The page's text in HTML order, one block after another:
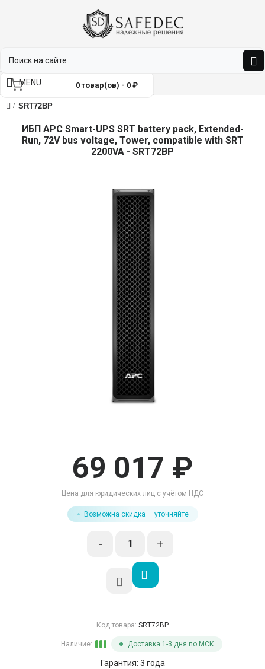
0 товар(ов) - 0 ₽
MENU
SRT72BP
ИБП APC Smart-UPS SRT battery pack, Extended-
Run, 72V bus voltage, Tower, compatible with SRT
2200VA - SRT72BP
69 017 ₽
Цена для юридических лиц с учётом НДС
Возможна скидка — уточняйте
- +
Код товара: SRT72BP
Наличие: Доставка 1-3 дня по МСК
Гарантия: 3 года